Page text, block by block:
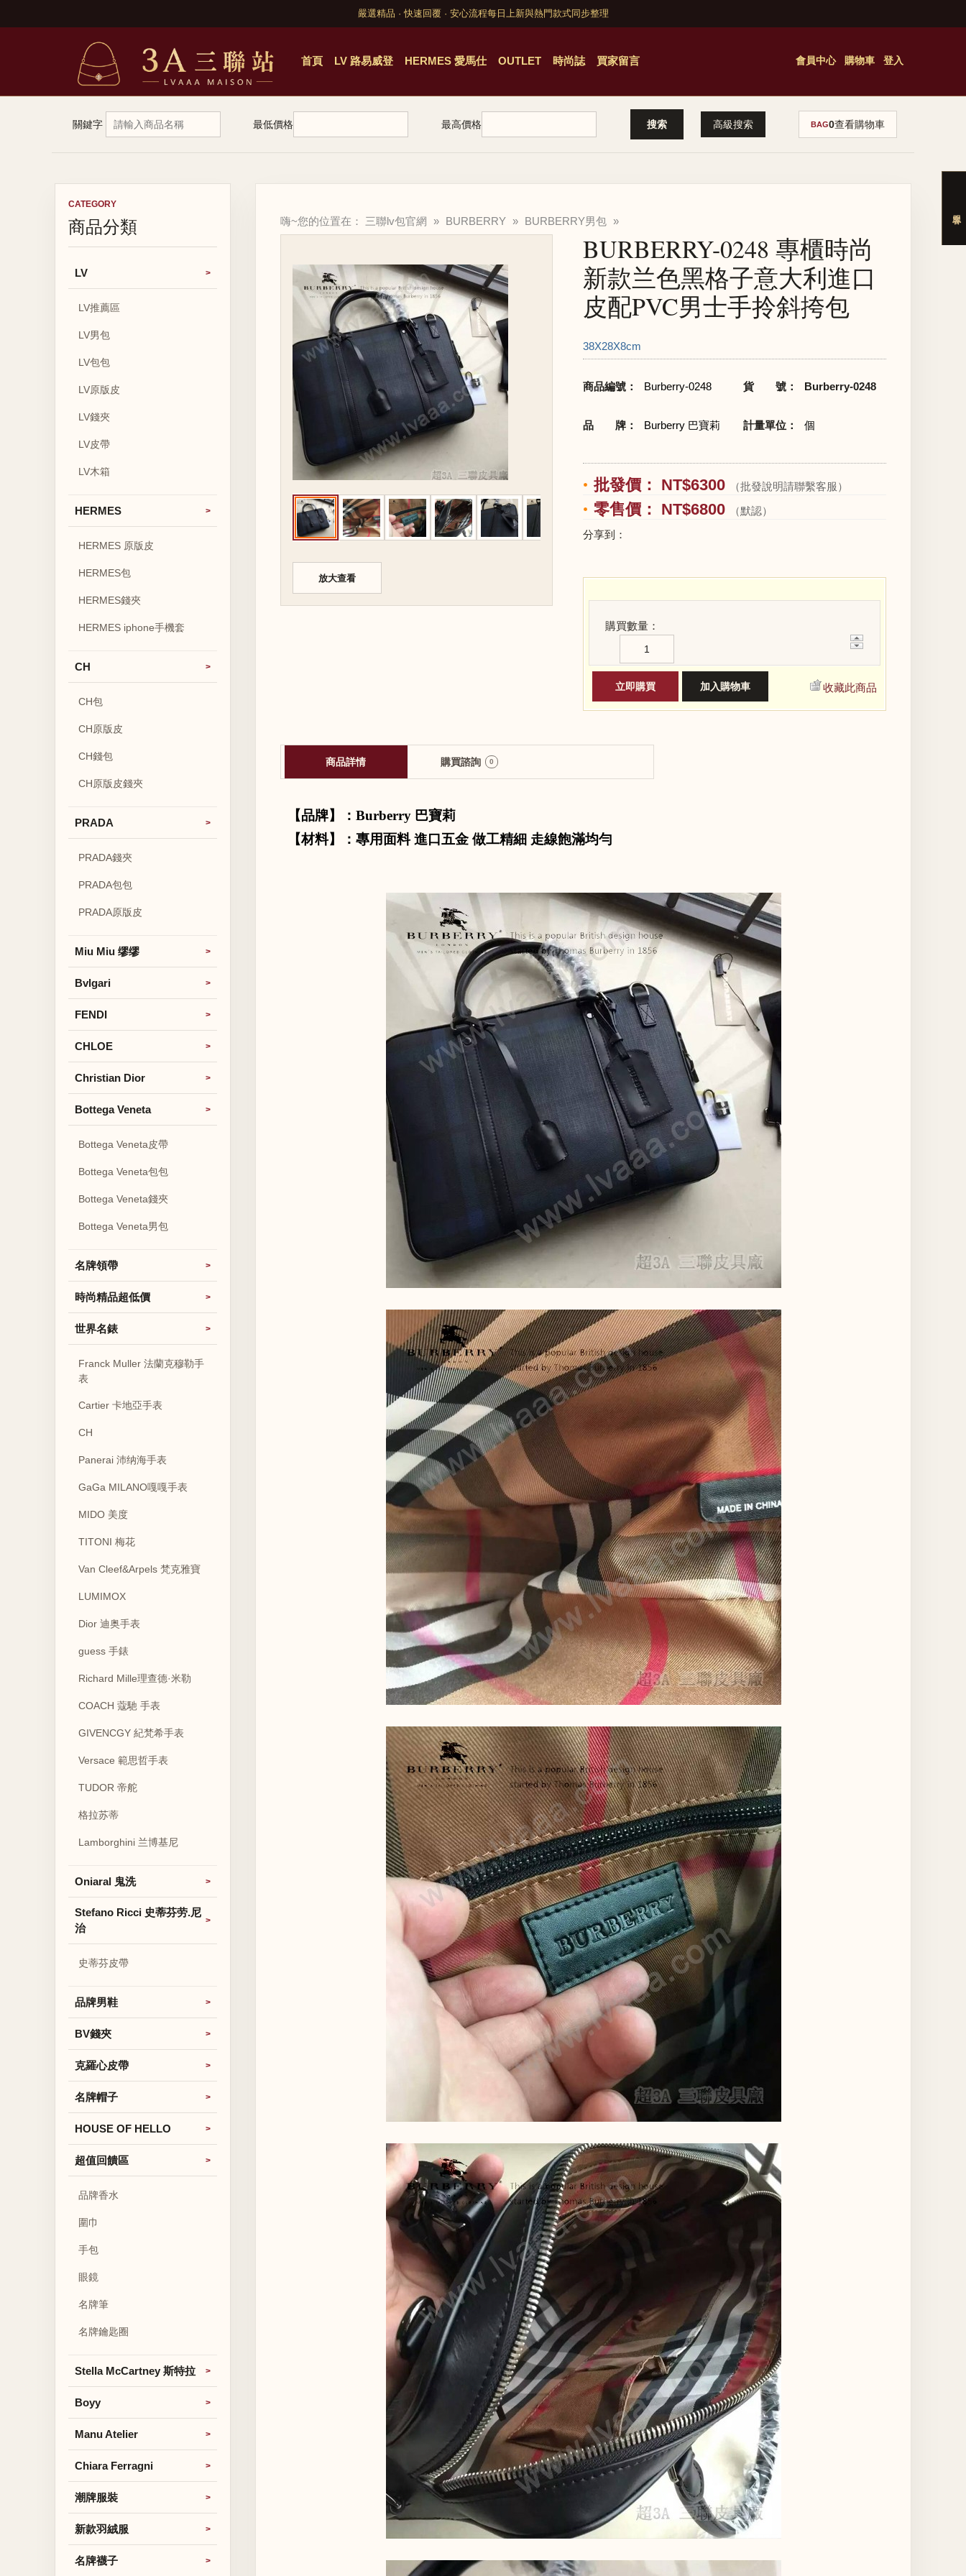
嚴選精品 · 快速回覆 · 安心流程每日上新與熱門款式同步整理
首頁 LV 路易威登 HERMES 愛馬仕 OUTLET 時尚誌 買家留言 會員中心 購物車 登入
關鍵字 最低價格 最高價格 高級搜索 BAG0查看購物車
CATEGORY
商品分類
LV
LV推薦區
LV男包
LV包包
LV原版皮
LV錢夾
LV皮帶
LV木箱
HERMES
HERMES 原版皮
HERMES包
HERMES錢夾
HERMES iphone手機套
CH
CH包
CH原版皮
CH錢包
CH原版皮錢夾
PRADA
PRADA錢夾
PRADA包包
PRADA原版皮
Miu Miu 缪缪
Bvlgari
FENDI
CHLOE
Christian Dior
Bottega Veneta
Bottega Veneta皮帶
Bottega Veneta包包
Bottega Veneta錢夾
Bottega Veneta男包
名牌領帶
時尚精品超低價
世界名錶
Franck Muller 法蘭克穆勒手
表
Cartier 卡地亞手表
CH
Panerai 沛纳海手表
GaGa MILANO嘎嘎手表
MIDO 美度
TITONI 梅花
Van Cleef&Arpels 梵克雅寶
LUMIMOX
Dior 迪奥手表
guess 手錶
Richard Mille理查德·米勒
COACH 蔻馳 手表
GIVENCGY 紀梵希手表
Versace 範思哲手表
TUDOR 帝舵
格拉苏蒂
Lamborghini 兰博基尼
Oniaral 鬼洗
Stefano Ricci 史蒂芬劳.尼
治
史蒂芬皮帶
品牌男鞋
BV錢夾
克羅心皮帶
名牌帽子
HOUSE OF HELLO
超值回饋區
品牌香水
圍巾
手包
眼鏡
名牌筆
名牌鑰匙圈
Stella McCartney 斯特拉
Boyy
Manu Atelier
Chiara Ferragni
潮牌服裝
新款羽絨服
名牌襪子
嗨~您的位置在： 三聯lv包官網 » BURBERRY » BURBERRY男包 »
放大查看
BURBERRY-0248 專櫃時尚
新款兰色黑格子意大利進口
皮配PVC男士手拎斜挎包
38X28X8cm
商品編號： Burberry-0248 貨 號： Burberry-0248
品 牌： Burberry 巴寶莉 計量單位： 個
批發價： NT$6300 （批發說明請聯繫客服）
零售價： NT$6800
（默認）
分享到：
購買數量：
+
−
收藏此商品
商品詳情 購買諮詢 0
【品牌】： Burberry 巴寶莉
【材料】：專用面料 進口五金 做工精細 走線飽滿均勻